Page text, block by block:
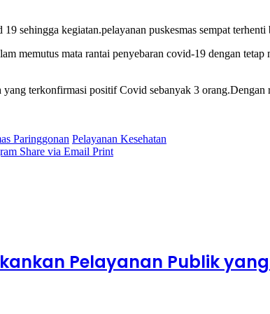
sehingga kegiatan.pelayanan puskesmas sempat terhenti
memutus mata rantai penyebaran covid-19 dengan
terkonfirmasi positif Covid sebanyak 3
Paringgonan Pelayanan Kesehatan
Share via Email Print
Pelayanan Publik